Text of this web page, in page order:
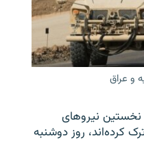
و عراق
نخستین نیروهای
کرده‌اند، روز دوشنبه